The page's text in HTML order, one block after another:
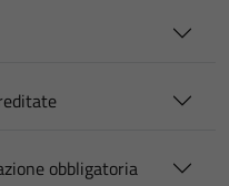
obbligatoria